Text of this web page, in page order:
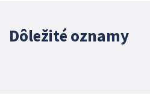
Dôležité oznamy